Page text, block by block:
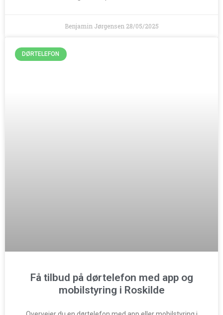
Benjamin Jørgensen 28/05/2025
DØRTELEFON
Få tilbud på dørtelefon med app og
mobilstyring i Roskilde